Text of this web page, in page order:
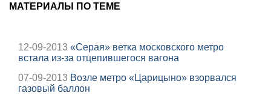
МАТЕРИАЛЫ ПО ТЕМЕ
12-09-2013 «Серая» ветка московского метро
встала из-за отцепившегося вагона
07-09-2013 Возле метро «Царицыно» взорвался
газовый баллон